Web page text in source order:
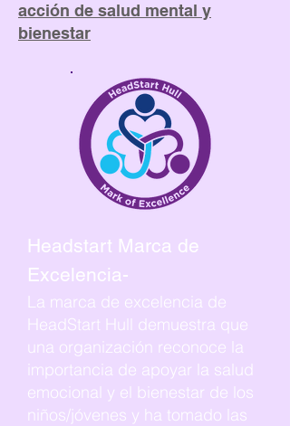
acción de salud mental y
bienestar
Headstart Marca de
Excelencia-
La marca de excelencia de
HeadStart Hull demuestra que
una organización reconoce la
importancia de apoyar la salud
emocional y el bienestar de los
niños/jóvenes y ha tomado las